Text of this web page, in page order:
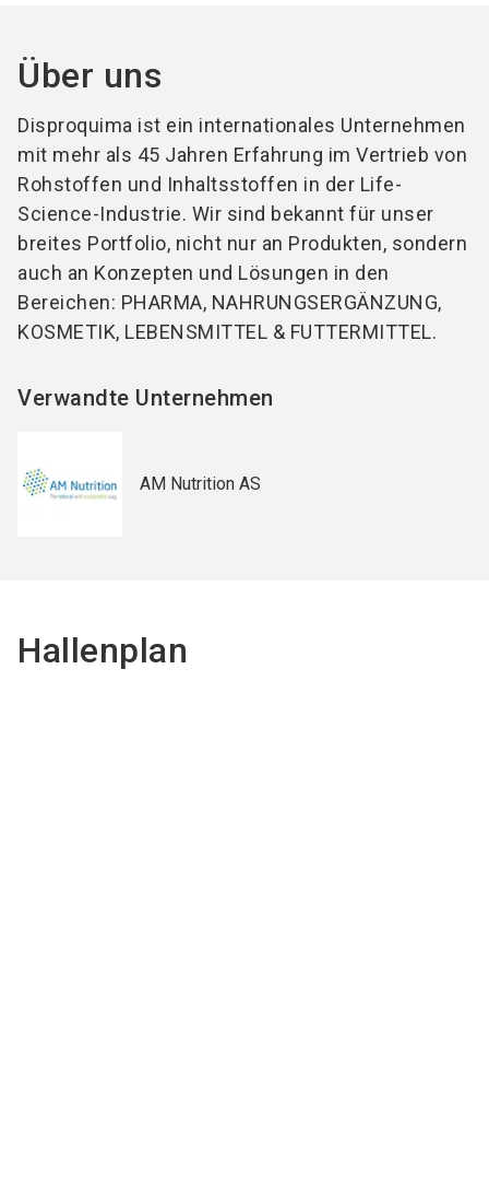
Über uns
Disproquima ist ein internationales Unternehmen
mit mehr als 45 Jahren Erfahrung im Vertrieb von
Rohstoffen und Inhaltsstoffen in der Life-
Science-Industrie. Wir sind bekannt für unser
breites Portfolio, nicht nur an Produkten, sondern
auch an Konzepten und Lösungen in den
Bereichen: PHARMA, NAHRUNGSERGÄNZUNG,
KOSMETIK, LEBENSMITTEL & FUTTERMITTEL.
Verwandte Unternehmen
AM Nutrition AS
Hallenplan